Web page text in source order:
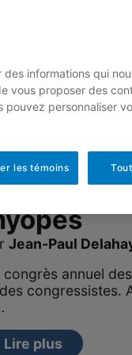
Jean-Paul
congrès annuel
des congressistes.
Lire plus
informations qui
vous proposer des
pouvez personnaliser
les témoins